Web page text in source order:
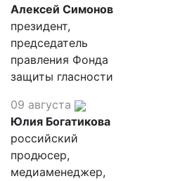
Алексей Симонов
президент,
председатель
правления Фонда
защиты гласности
09 августа
Юлия Богатикова
российский
продюсер,
медиаменеджер,